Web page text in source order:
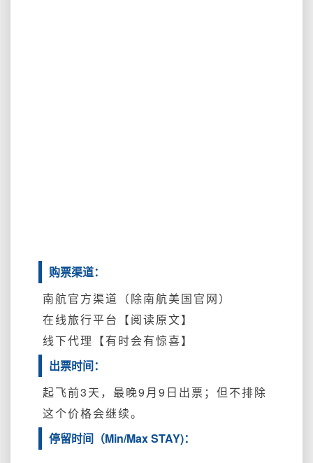
购票渠道：
南航官方渠道（除南航美国官网）
在线旅行平台【阅读原文】
线下代理【有时会有惊喜】
出票时间：
起飞前3天，最晚9月9日出票；但不排除
这个价格会继续。
停留时间（Min/Max STAY)：